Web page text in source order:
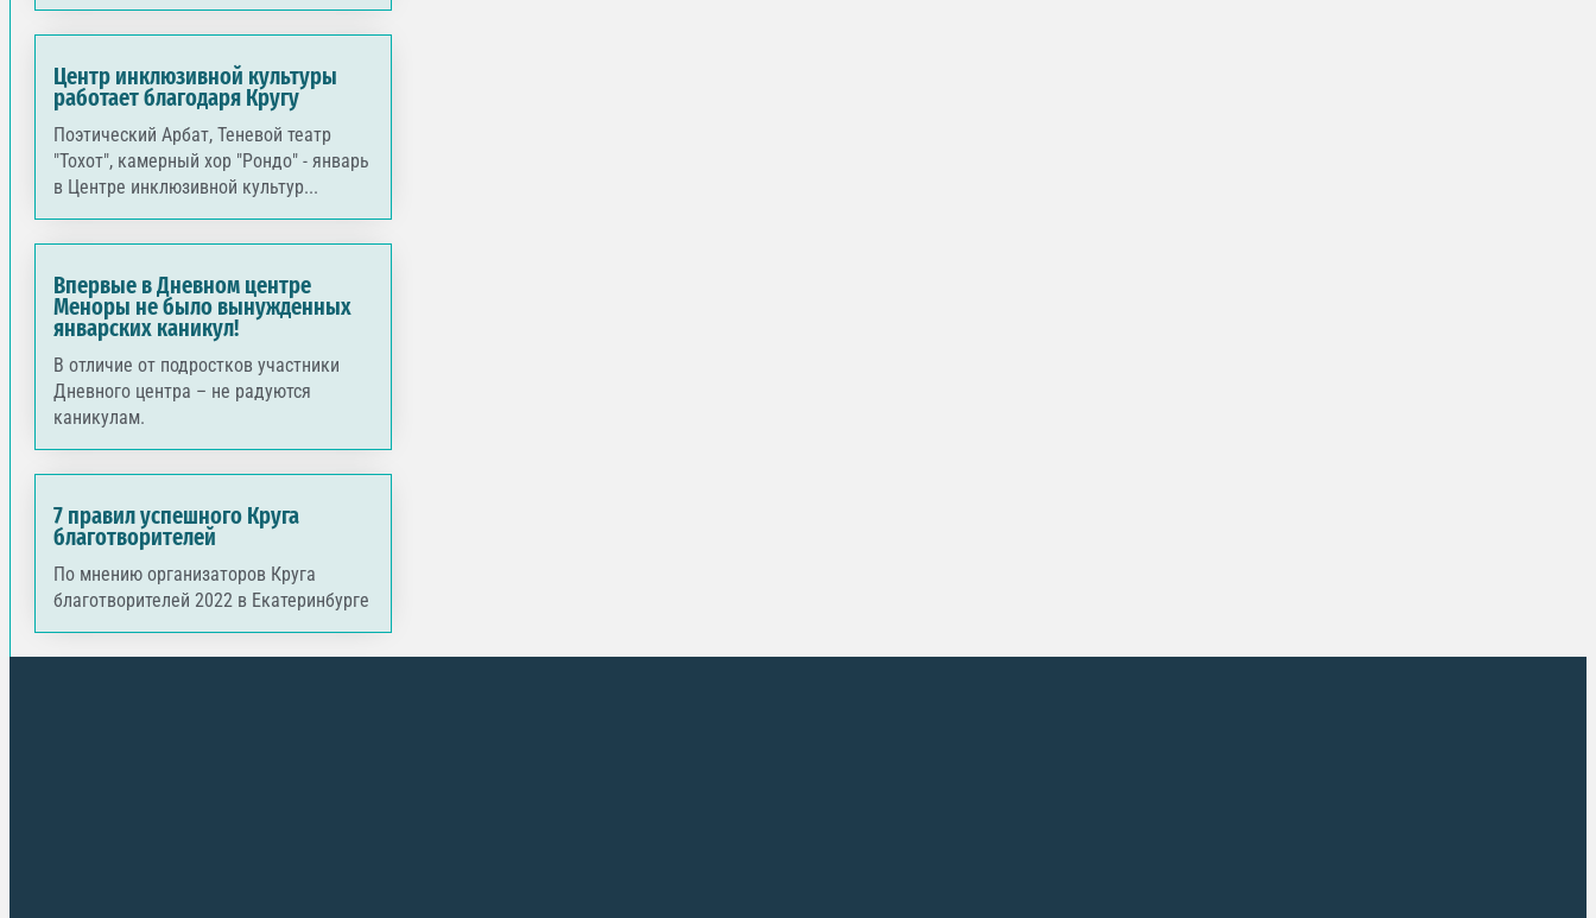
Центр инклюзивной культуры
работает благодаря Кругу
Поэтический Арбат, Теневой театр
"Тохот", камерный хор "Рондо" - январь
в Центре инклюзивной культур...
Впервые в Дневном центре
Меноры не было вынужденных
январских каникул!
В отличие от подростков участники
Дневного центра – не радуются
каникулам.
7 правил успешного Круга
благотворителей
По мнению организаторов Круга
благотворителей 2022 в Екатеринбурге